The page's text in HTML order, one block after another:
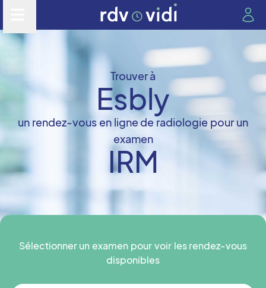
Trouver à
Esbly
un rendez-vous en ligne de radiologie pour un
examen
IRM
Sélectionner un examen pour voir les rendez-vous
disponibles